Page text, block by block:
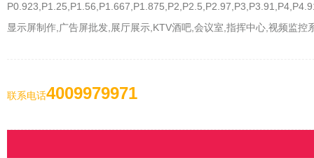
显示屏制作,广告屏批发,展厅展示,KTV酒吧,会议室,指挥中心,视频监控
联系电话4009979971